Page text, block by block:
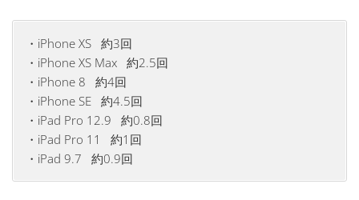
・iPhone XS 約3回
・iPhone XS Max 約2.5回
・iPhone 8 約4回
・iPhone SE 約4.5回
・iPad Pro 12.9 約0.8回
・iPad Pro 11 約1回
・iPad 9.7 約0.9回